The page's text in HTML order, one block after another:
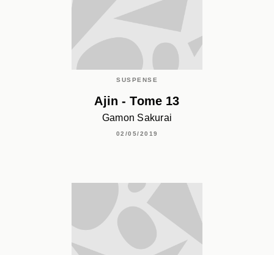
SUSPENSE
Ajin - Tome 13
Gamon Sakurai
02/05/2019